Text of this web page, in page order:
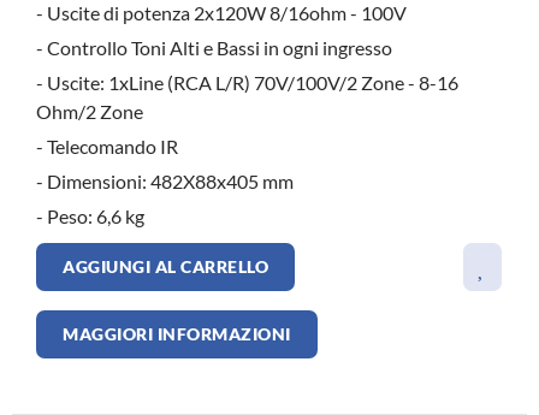
- Uscite di potenza 2x120W 8/16ohm - 100V
- Controllo Toni Alti e Bassi in ogni ingresso
- Uscite: 1xLine (RCA L/R) 70V/100V/2 Zone - 8-16
Ohm/2 Zone
- Telecomando IR
- Dimensioni: 482X88x405 mm
- Peso: 6,6 kg
AGGIUNGI AL CARRELLO
MAGGIORI INFORMAZIONI